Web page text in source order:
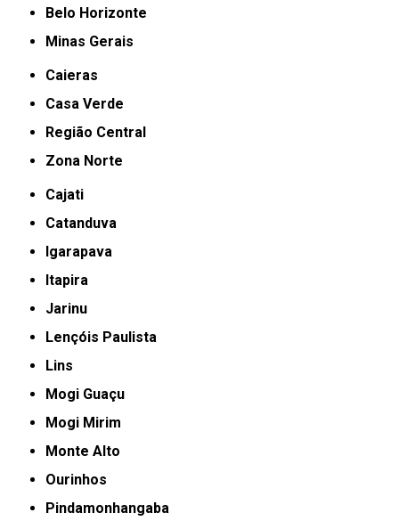
Belo Horizonte
Minas Gerais
Caieras
Casa Verde
Região Central
Zona Norte
Cajati
Catanduva
Igarapava
Itapira
Jarinu
Lençóis Paulista
Lins
Mogi Guaçu
Mogi Mirim
Monte Alto
Ourinhos
Pindamonhangaba